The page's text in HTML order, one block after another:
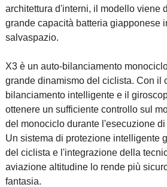
architettura d'interni, il modello viene
grande capacità batteria giapponese
salvaspazio.
X3 è un auto-bilanciamento
grande dinamismo del ciclista. Con il
bilanciamento intelligente e il
ottenere un sufficiente controllo sul
del monociclo durante l'esecuzione
Un sistema di protezione intelligente
del ciclista e l'integrazione della
aviazione altitudine lo rende più
fantasia.